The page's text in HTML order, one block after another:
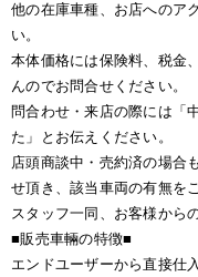
他の在庫車種、お店へのア
い。
本体価格には保険料、税金
んのでお問合せください。
問合わせ・来店の際には「
た」とお伝えください。
店頭商談中・売約済の場合
せ頂き、該当車両の有無を
スタッフ一同、お客様から
■販売車輛の特徴■
エンドユーザーから直接仕